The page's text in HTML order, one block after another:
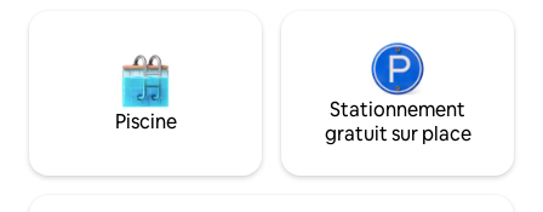
Piscine
Stationnement
gratuit sur place